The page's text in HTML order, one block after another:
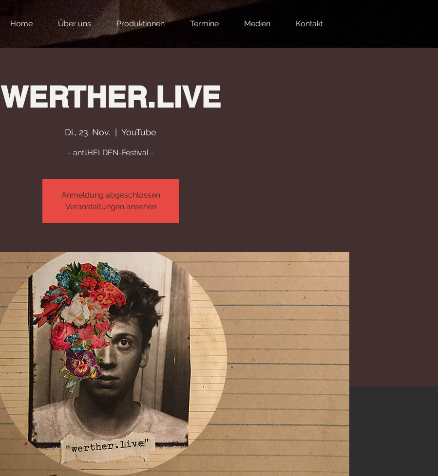
Home Über uns Produktionen Termine Medien Kontakt
WERTHER.LIVE
Di., 23. Nov. YouTube
- anti.HELDEN-Festival -
Anmeldung abgeschlossen
Veranstaltungen ansehen